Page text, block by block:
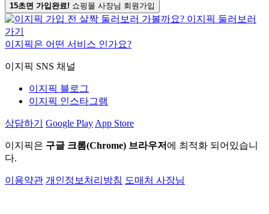
15초면 가입완료! 쇼핑몰 사장님 회원가입
이지픽은 어떤 서비스 인가요?
이지픽 SNS 채널
이지픽 블로그
이지픽 인스타그램
상담하기 Google Play App Store
이지픽은 구글 크롬(Chrome) 브라우저 에 최적화 되어있습니
다.
이용약관 개인정보처리방침 도매처 사장님